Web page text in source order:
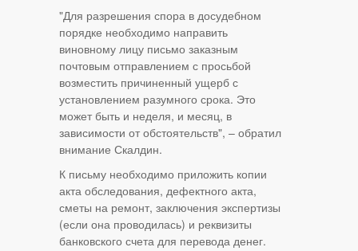
"Для разрешения спора в досудебном
порядке необходимо направить
виновному лицу письмо заказным
почтовым отправлением с просьбой
возместить причиненный ущерб с
установлением разумного срока. Это
может быть и неделя, и месяц, в
зависимости от обстоятельств", – обратил
внимание Скалдин.
К письму необходимо приложить копии
акта обследования, дефектного акта,
сметы на ремонт, заключения экспертизы
(если она проводилась) и реквизиты
банковского счета для перевода денег.